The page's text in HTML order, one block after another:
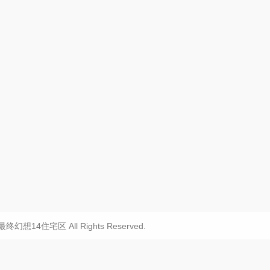
幻想14住宅区 All Rights Reserved.